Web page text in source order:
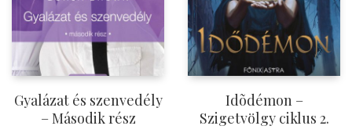
Gyalázat és szenvedély
– Második rész
Idõdémon –
Szigetvölgy ciklus 2.